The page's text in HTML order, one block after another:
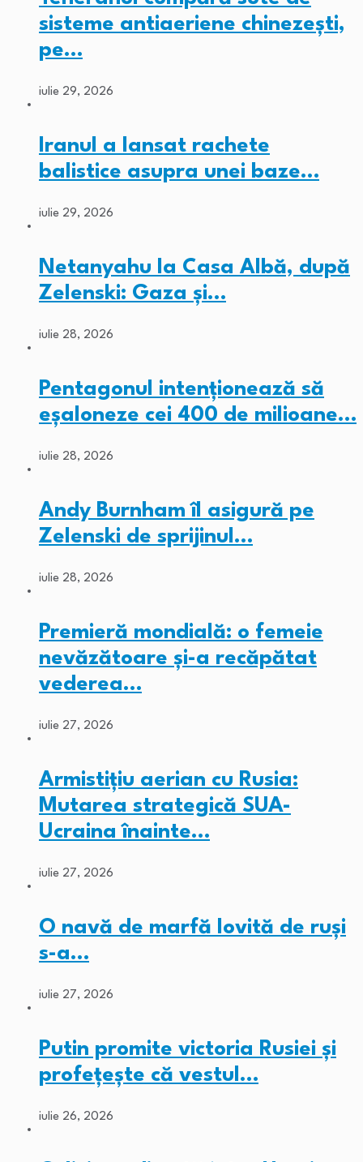
sisteme antiaeriene chinezești,
pe…
iulie 29, 2026
Iranul a lansat rachete
balistice asupra unei baze…
iulie 29, 2026
Netanyahu la Casa Albă, după
Zelenski: Gaza și…
iulie 28, 2026
Pentagonul intenționează să
eșaloneze cei 400 de milioane…
iulie 28, 2026
Andy Burnham îl asigură pe
Zelenski de sprijinul…
iulie 28, 2026
Premieră mondială: o femeie
nevăzătoare și-a recăpătat
vederea…
iulie 27, 2026
Armistițiu aerian cu Rusia:
Mutarea strategică SUA-
Ucraina înainte…
iulie 27, 2026
O navă de marfă lovită de ruși
s-a…
iulie 27, 2026
Putin promite victoria Rusiei și
profețește că vestul…
iulie 26, 2026